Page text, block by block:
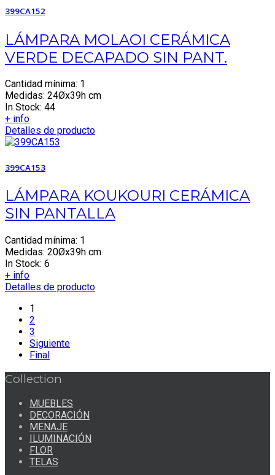
399CA152
LÁMPARA MOLAOI CERÁMICA
VERDE DECAPADO SIN PANT.
Cantidad mínima: 1
Medidas: 24Øx39h cm
In Stock: 44
+ info
Detalles de producto
399CA153
LÁMPARA KOUKOURI CERÁMICA
SIN PANTALLA
Cantidad mínima: 1
Medidas: 20Øx39h cm
In Stock: 6
+ info
Detalles de producto
1
2
3
Siguiente
Final
Collection
MUEBLES
DECORACIÓN
MENAJE
ILUMINACIÓN
FLOR
TELAS